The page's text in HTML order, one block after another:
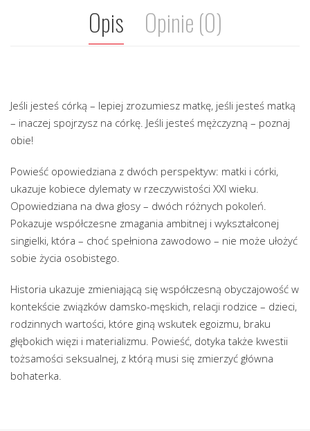
Opis Opinie (0)
Jeśli jesteś córką – lepiej zrozumiesz matkę, jeśli jesteś matką
– inaczej spojrzysz na córkę. Jeśli jesteś mężczyzną – poznaj
obie!
Powieść opowiedziana z dwóch perspektyw: matki i córki,
ukazuje kobiece dylematy w rzeczywistości XXI wieku.
Opowiedziana na dwa głosy – dwóch różnych pokoleń.
Pokazuje współczesne zmagania ambitnej i wykształconej
singielki, która – choć spełniona zawodowo – nie może ułożyć
sobie życia osobistego.
Historia ukazuje zmieniającą się współczesną obyczajowość w
kontekście związków damsko-męskich, relacji rodzice – dzieci,
rodzinnych wartości, które giną wskutek egoizmu, braku
głębokich więzi i materializmu. Powieść, dotyka także kwestii
tożsamości seksualnej, z którą musi się zmierzyć główna
bohaterka.